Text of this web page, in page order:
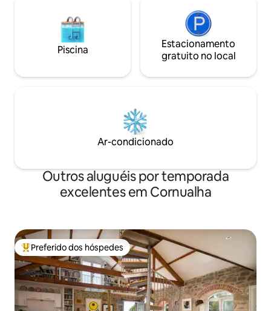
Piscina
Estacionamento
gratuito no local
Ar-condicionado
Outros aluguéis por temporada
excelentes em Cornualha
Entre os melhores preferidos dos hóspedes
Preferido dos hóspedes